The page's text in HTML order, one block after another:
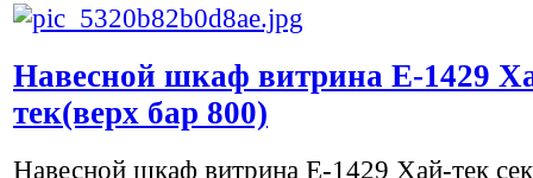
Навесной шкаф витрина Е-1429
тек(верх бар 800)
Навесной шкаф витрина Е-1429 Хай-тек